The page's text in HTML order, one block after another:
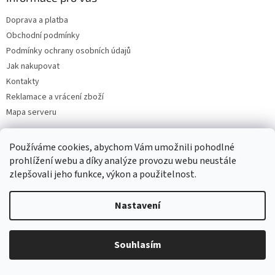
Používáme cookies, abychom Vám umožnili pohodlné
prohlížení webu a díky analýze provozu webu neustále
zlepšovali jeho funkce, výkon a použitelnost.
Nastavení
Souhlasím
Doprava a platba
Obchodní podmínky
Podmínky ochrany osobních údajů
Jak nakupovat
Kontakty
Reklamace a vrácení zboží
Mapa serveru
Odebírat newsletter
Vložte svůj e-mail a my vám budeme zasílat informace o nových
produktech na našem e-shopu.
E-mail
Vložením e-mailu souhlasíte spodmínkami ochrany osobních údajů